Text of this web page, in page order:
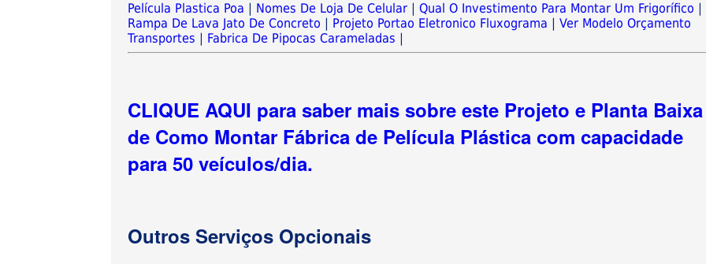
Película Plastica Poa Nomes De Loja De Celular |Qual O Investimento Para Montar Um Frigorífico
Rampa De Lava Jato De Concreto
Projeto Portao Eletronico Fluxograma |Ver Modelo Orçamento
Transportes
Fabrica De Pipocas Carameladas
CLIQUE AQUI para saber mais sobre este Projeto e Planta Baixa
de Como Montar Fábrica de Película Plástica com capacidade
para 50 veículos/dia.
Outros Serviços Opcionais